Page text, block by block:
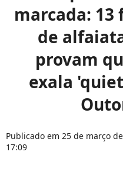
marcada:
de
provam
exala
Publicado em 25 de março
17:09